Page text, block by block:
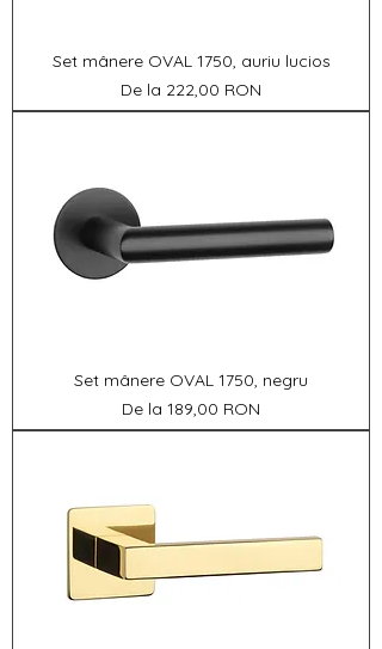
Set mânere OVAL 1750, auriu lucios
De la 222,00 RON
Preț redus
Set mânere OVAL 1750, negru
De la 189,00 RON
Preț redus